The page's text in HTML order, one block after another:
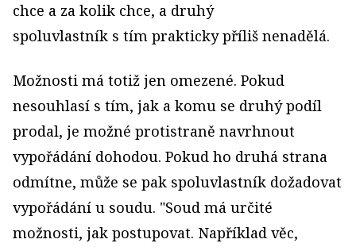
chce a za kolik chce, a druhý
spoluvlastník s tím prakticky příliš nenadělá.
Možnosti má totiž jen omezené. Pokud
nesouhlasí s tím, jak a komu se druhý podíl
prodal, je možné protistraně navrhnout
vypořádání dohodou. Pokud ho druhá strana
odmítne, může se pak spoluvlastník do­žadovat
vypořádání u soudu. "Soud má určité
možnosti, jak postupovat. Například věc,